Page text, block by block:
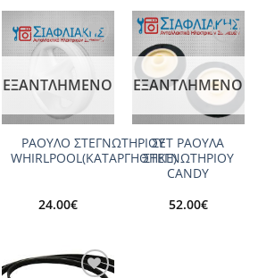
Add to
ΕΞΑΝΤΛΗΜΈΝΟ
ΡΑΟΥΛΟ ΣΤΕΓΝΩΤΗΡΙΟΥ
WHIRLPOOL(ΚΑΤΑΡΓΗΘΗΚΕ)
24.00€
Add to
wishlist
ΕΞΑΝΤΛΗΜΈΝΟ
ΣΕΤ ΡΑΟΥΛΑ
ΣΤΕΓΝΩΤΗΡΙΟΥ
CANDY
52.00€